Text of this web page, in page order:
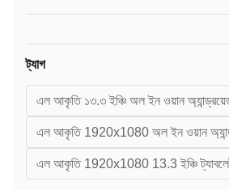
ট্যাগ
এল আকৃতি ১৩.৩ ইঞ্চি অল ইন ওয়ান
এল আকৃতি 1920x1080 অল ইন ওয়ান
এল আকৃতি 1920x1080 13.3 ইঞ্চি